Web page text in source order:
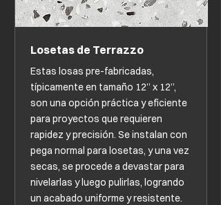
Losetas de Terrazzo
Estas losas pre-fabricadas,
típicamente en tamaño 12” x 12”,
son una opción práctica y eficiente
para proyectos que requieren
rapidez y precisión. Se instalan con
pega normal para losetas, y una vez
secas, se procede a devastar para
nivelarlas y luego pulirlas, logrando
un acabado uniforme y resistente.